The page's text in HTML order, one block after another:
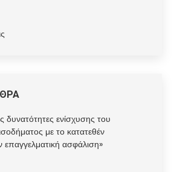
δυνατότητες ενίσχυσης του
με το κατατεθέν
επαγγελματική ασφάλιση»